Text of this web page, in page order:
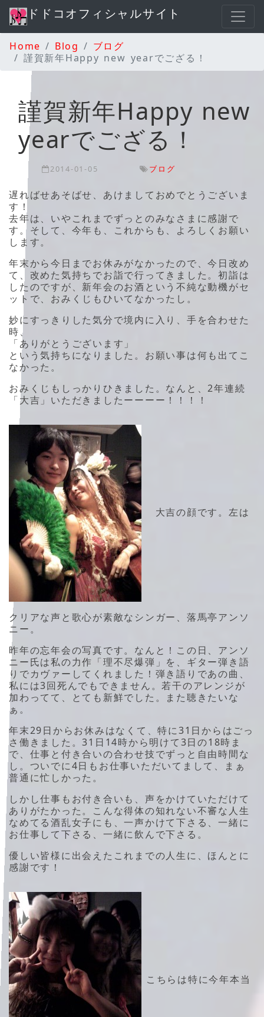
ドドコオフィシャルサイト
Home Blog
ブログ
謹賀新年Happy new yearでござる！
謹賀新年Happy new
yearでござる！
2014-01-05 ブログ
遅ればせあそばせ、あけましておめでとうございま
す！
去年は、いやこれまでずっとのみなさまに感謝で
す。そして、今年も、これからも、よろしくお願い
します。
年末から今日までお休みがなかったので、今日改め
て、改めた気持ちでお詣で行ってきました。初詣は
したのですが、新年会のお酒という不純な動機がセ
ットで、おみくじもひいてなかったし。
妙にすっきりした気分で境内に入り、手を合わせた
時、
「ありがとうございます」
という気持ちになりました。お願い事は何も出てこ
なかった。
おみくじもしっかりひきました。なんと、2年連続
「大吉」いただきましたーーーー！！！！
大吉の顔です。左は
クリアな声と歌心が素敵なシンガー、落馬亭アンソ
ニー。
昨年の忘年会の写真です。なんと！この日、アンソ
ニー氏は私の力作「理不尽爆弾」を、ギター弾き語
りでカヴァーしてくれました！弾き語りであの曲、
私には3回死んでもできません。若干のアレンジが
加わってて、とても新鮮でした。また聴きたいな
ぁ。
年末29日からお休みはなくて、特に31日からはごっ
さ働きました。31日14時から明けて3日の18時ま
で、仕事と付き合いの合わせ技でずっと自由時間な
し。ついでに4日もお仕事いただいてまして、まぁ
普通に忙しかった。
しかし仕事もお付き合いも、声をかけていただけて
ありがたかった。こんな得体の知れない不審な人生
なめてる酒乱女子にも、一声かけて下さる、一緒に
お仕事して下さる、一緒に飲んで下さる。
優しい皆様に出会えたこれまでの人生に、ほんとに
感謝です！
こちらは特に今年本当